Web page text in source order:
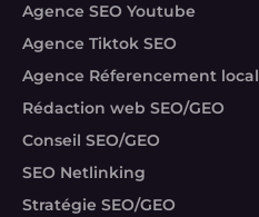
Agence SEO Youtube
Agence Tiktok SEO
Agence Réferencement local
Rédaction web SEO/GEO
Conseil SEO/GEO
SEO Netlinking
Stratégie SEO/GEO